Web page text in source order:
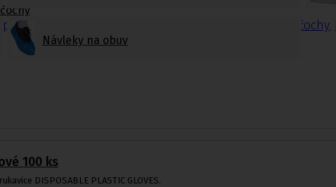
punčochy Lýtkové preventivní a podpůrné punčochy,
Návleky na obuv
100 ks
DISPOSABLE PLASTIC GLOVES.